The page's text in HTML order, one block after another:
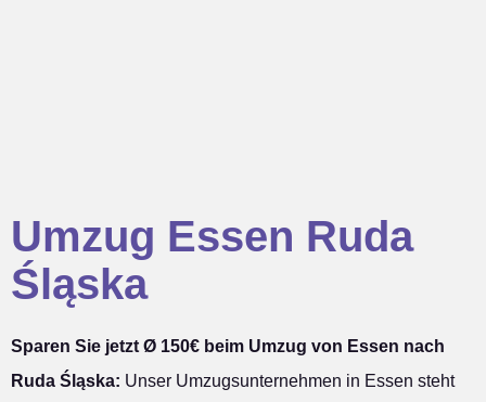
Umzug Essen Ruda
Śląska
Sparen Sie jetzt Ø 150€ beim Umzug von Essen nach
Ruda Śląska: Unser Umzugsunternehmen in Essen steht